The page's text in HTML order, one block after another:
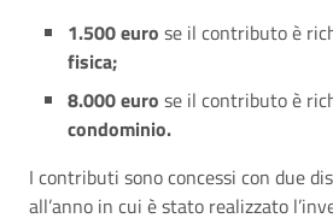
1.500 euro se il contributo è
fisica;
8.000 euro se il contributo è
condominio.
I contributi sono concessi con due
all’anno in cui è stato realizzato